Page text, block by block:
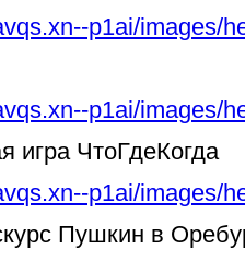
p1ai/images/
p1ai/images/
игра ЧтоГдеКогда
p1ai/images/
Пушкин в